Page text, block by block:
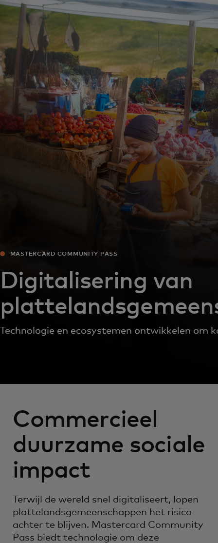
Voor jou
Zakelijk
Voor de wereld
Voor vernieuwers
Nieuws en trends
MASTERCARD COMMUNITY PASS
Digitalisering van
Technologie en ecosystemen ontwikkelen om
Commercieel
duurzame sociale
impact
Terwijl de wereld snel digitaliseert, lopen
plattelandsgemeenschappen het risico
achter te blijven. Mastercard Community
Pass biedt technologie om deze